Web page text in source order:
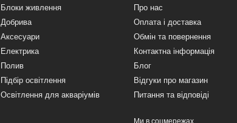
Блоки живлення
Добрива
Аксесуари
Електрика
Полив
Підбір освітлення
Освітлення для акваріумів
Про нас
Оплата і доставка
Обмін та повернення
Контактна інформація
Блог
Відгуки про магазин
Питання та відповіді
Ми в соцмережах